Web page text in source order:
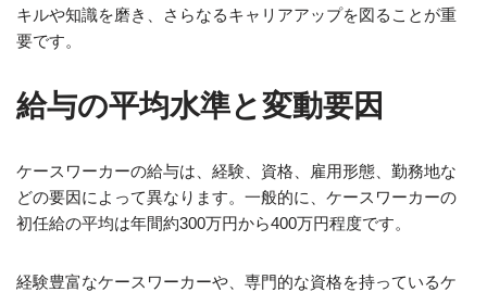
キルや知識を磨き、さらなるキャリアアップを図ることが重
要です。
給与の平均水準と変動要因
ケースワーカーの給与は、経験、資格、雇用形態、勤務地な
どの要因によって異なります。一般的に、ケースワーカーの
初任給の平均は年間約300万円から400万円程度です。
経験豊富なケースワーカーや、専門的な資格を持っているケ